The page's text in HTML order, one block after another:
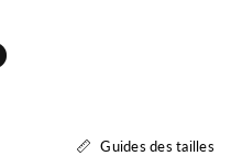
Guides des tailles